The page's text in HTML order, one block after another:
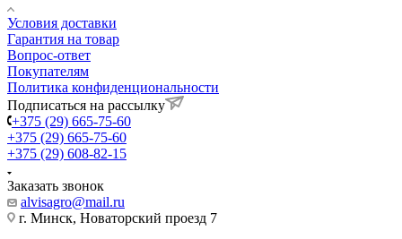
Условия доставки
Гарантия на товар
Вопрос-ответ
Покупателям
Политика конфиденциональности
Подписаться на рассылку
+375 (29) 665-75-60
+375 (29) 665-75-60
+375 (29) 608-82-15
Заказать звонок
alvisagro@mail.ru
г. Минск, Новаторский проезд 7